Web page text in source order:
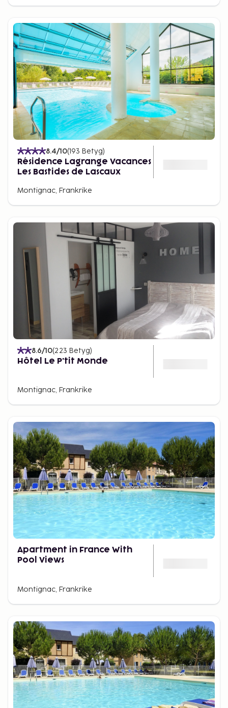
8.4/10(193 Betyg)
Résidence Lagrange Vacances
Les Bastides de Lascaux
Montignac, Frankrike
8.6/10(223 Betyg)
Hôtel Le P'tit Monde
Montignac, Frankrike
Apartment in France With
Pool Views
Montignac, Frankrike